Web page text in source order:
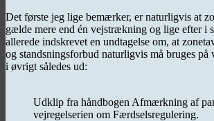
Det første jeg lige bemærker, er naturligvis at
gælde mere end én vejstrækning og lige efter i
allerede indskrevet en undtagelse om, at
og standsningsforbud naturligvis må bruges på
i øvrigt således ud:
Udklip fra håndbogen Afmærkning af
vejregelserien om Færdselsregulering.